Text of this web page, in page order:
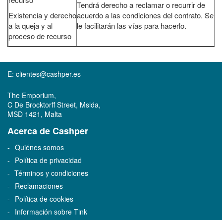
Existencia y derecho
a la queja y al
proceso de recurso
Tendrá derecho a reclamar o recurrir de
acuerdo a las condiciones del contrato. Se
le facilitarán las vías para hacerlo.
E: clientes@cashper.es
The Emporium,
C De Brocktorff Street, Msida,
MSD 1421, Malta
Acerca de Cashper
Quiénes somos
Política de privacidad
Términos y condiciones
Reclamaciones
Política de cookies
Información sobre Tink